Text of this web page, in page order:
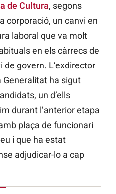
de Cultura, segons
corporació, un canvi en
laboral que va molt
en els càrrecs de
govern. L’exdirector
Generalitat ha sigut
un d’ells
durant l’anterior etapa
plaça de funcionari
i que ha estat
adjudicar-lo a cap